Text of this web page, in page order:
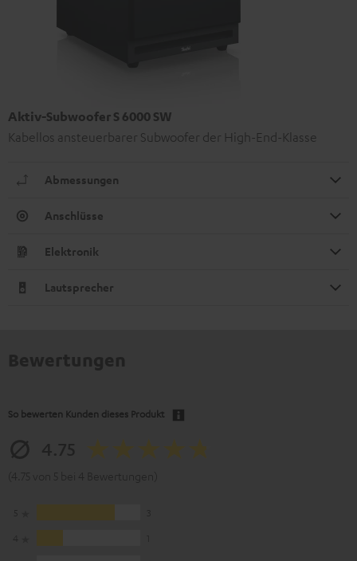
Aktiv-Subwoofer S 6000 SW
Kabellos ansteuerbarer Subwoofer der High-End-Klasse
Abmessungen
Anschlüsse
Elektronik
Lautsprecher
So bewerten Kunden dieses Produkt